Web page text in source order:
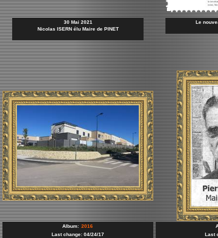
30 Mai 2021
Nicolas ISERN élu Maire de PINET
Le
Album: 2016
Last change: 04/24/17
Last